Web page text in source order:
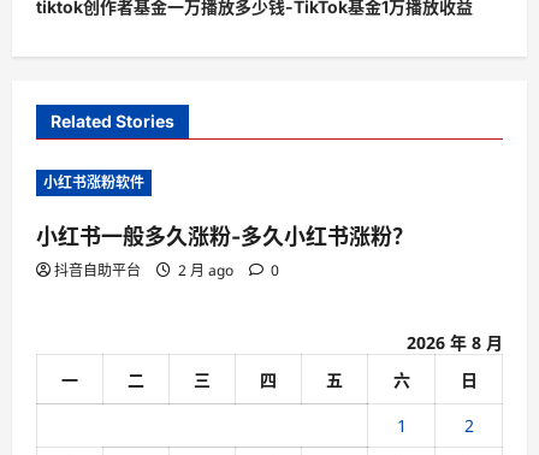
v
g
a
t
tiktok创作者基金一万播放多少钱-TikTok基金1万播放收益
Related Stories
小红书涨粉软件
小红书一般多久涨粉-多久小红书涨粉？
抖音自助平台 2 月 ago 0
2026 年 8 月
一
二 三 四 五 六
日
1
2